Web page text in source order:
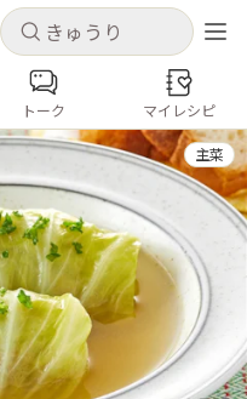
キャンセル
保存できます
新規登録
キャンセル
コンテンツ
とうもろこし
ーヤ
トーク マイレシピ
主菜